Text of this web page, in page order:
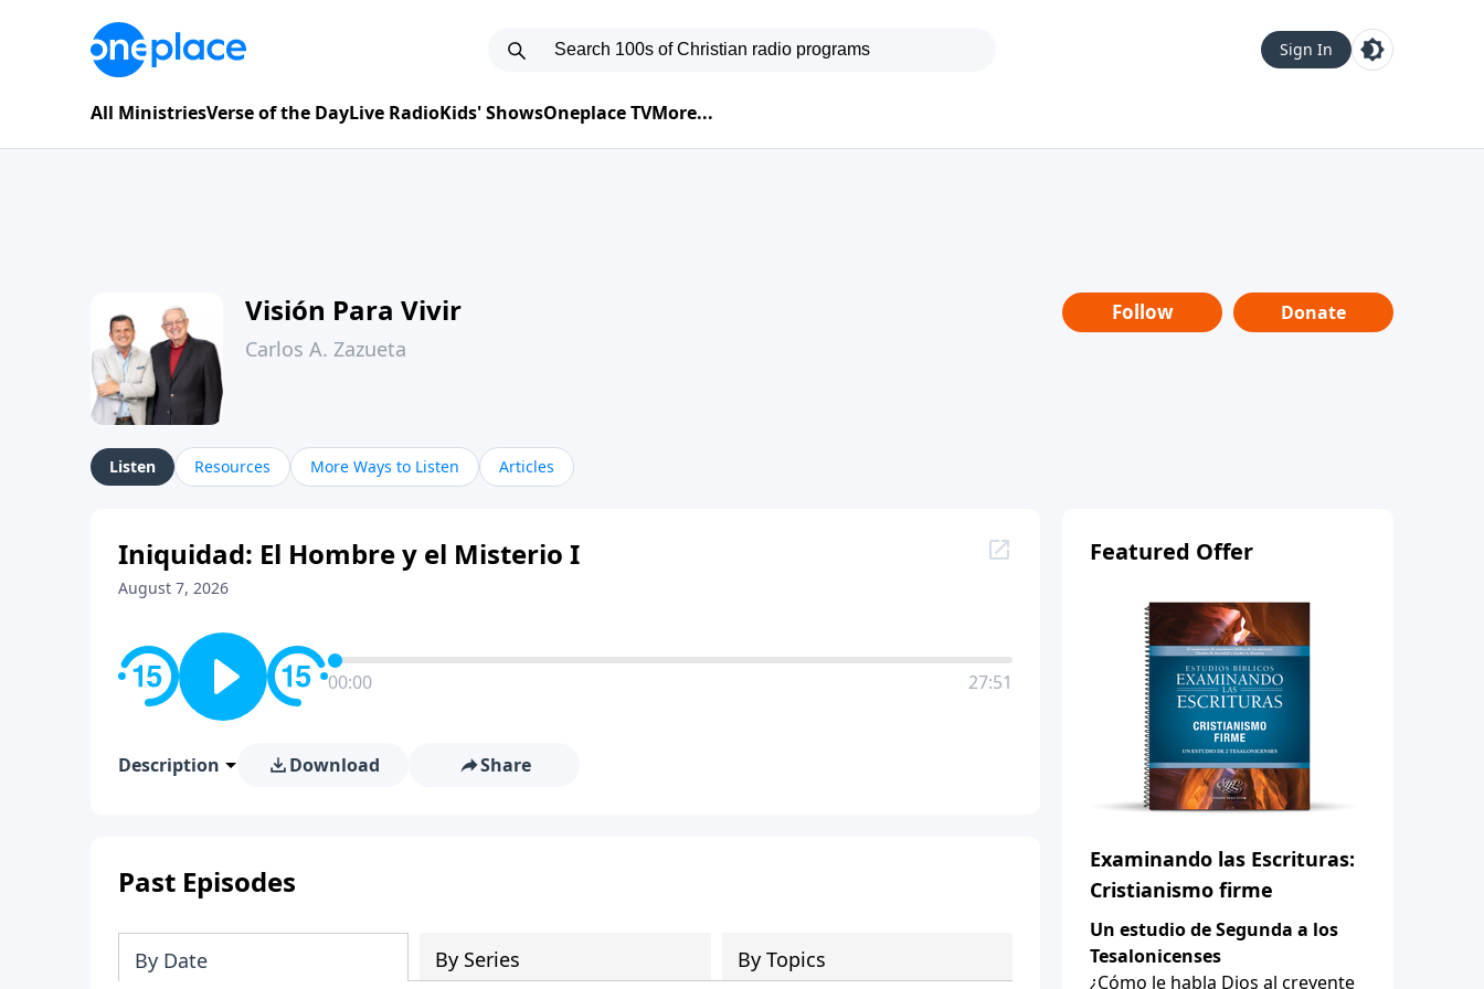
Sign In
All MinistriesVerse of the DayLive RadioKids' ShowsOneplace TVMore...
Visión Para Vivir
Carlos A. Zazueta
Follow Donate
Listen Resources More Ways to Listen Articles
Iniquidad: El Hombre y el Misterio I
August 7, 2026
00:00 27:51
Description Download Share
Past Episodes
By Date By Series By Topics
Featured Offer
Examinando las Escrituras:
Cristianismo firme
Un estudio de Segunda a los
Tesalonicenses
¿Cómo le habla Dios al creyente